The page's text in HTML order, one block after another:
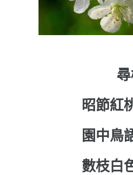
昭節紅
園中鳥
數枝白